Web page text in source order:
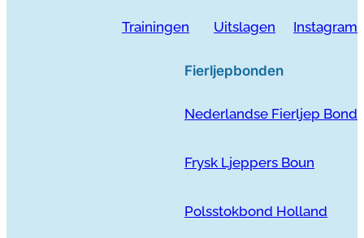
Trainingen Uitslagen Instagram
Fierljepbonden
Nederlandse Fierljep Bond
Frysk Ljeppers Boun
Polsstokbond Holland